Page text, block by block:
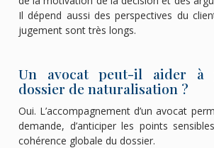
Il dépend aussi des perspectives du
jugement sont très longs.
Un avocat peut-il aider à
dossier de naturalisation ?
Oui. L’accompagnement d’un avocat
demande, d’anticiper les points
cohérence globale du dossier.